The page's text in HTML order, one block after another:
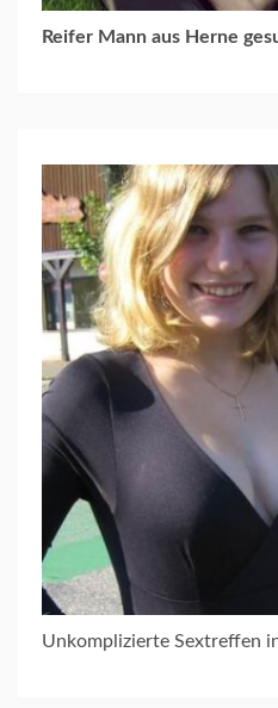
Reifer Mann aus Herne
Unkomplizierte Sextreffen